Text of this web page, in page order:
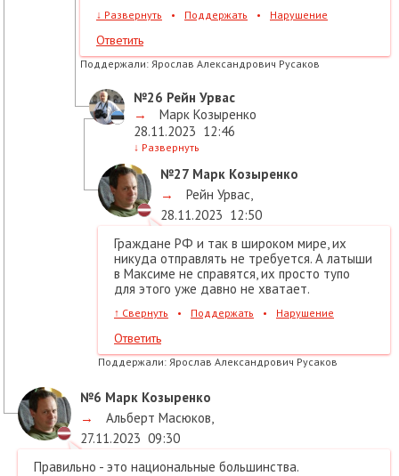
↓ Развернуть • Поддержать • Нарушение
Ответить
Поддержали: Ярослав Александрович Русаков
№26 Рейн Урвас
→
Марк Козыренко
28.11.2023 12:46
↓ Развернуть
№27 Марк Козыренко
→
Рейн Урвас
28.11.2023 12:50
Граждане РФ и так в широком мире, их
никуда отправлять не требуется. А латыши
в Максиме не справятся, их просто тупо
для этого уже давно не хватает.
↑ Свернуть • Поддержать • Нарушение
Ответить
Поддержали: Ярослав Александрович Русаков
№6 Марк Козыренко
→
Альберт Масюков
27.11.2023 09:30
Правильно - это национальные большинства.